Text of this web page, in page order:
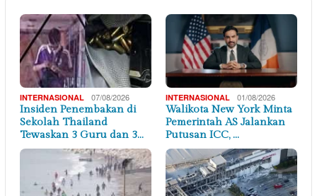
INTERNASIONAL 07/08/2026
Insiden Penembakan di
Sekolah Thailand
Tewaskan 3 Guru dan 3…
INTERNASIONAL 01/08/2026
Walikota New York Minta
Pemerintah AS Jalankan
Putusan ICC, …